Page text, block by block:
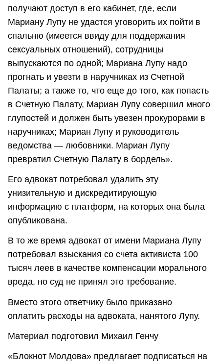
получают доступ в его кабинет, где, если
Мариану Лупу не удастся уговорить их пойти в
спальню (имеется ввиду для поддержания
сексуальных отношений), сотрудницы
выпускаются по одной; Мариана Лупу надо
прогнать и увезти в наручниках из Счетной
Палаты; а также то, что еще до того, как попасть
в Счетную Палату, Мариан Лупу совершил много
глупостей и должен быть увезен прокурорами в
наручниках; Мариан Лупу и руководитель
ведомства — любовники. Мариан Лупу
превратил Счетную Палату в бордель».
Его адвокат потребовал удалить эту
унизительную и дискредитирующую
информацию с платформ, на которых она была
опубликована.
В то же время адвокат от имени Мариана Лупу
потребовал взыскания со счета активиста 100
тысяч леев в качестве компенсации морального
вреда, но суд не принял это требование.
Вместо этого ответчику было приказано
оплатить расходы на адвоката, нанятого Лупу.
Материал подготовил Михаил Генчу
«Блокнот Молдова» предлагает подписаться на